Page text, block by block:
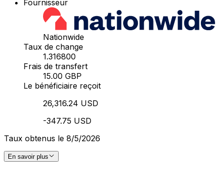
Fournisseur
Nationwide
Taux de change
1.316800
Frais de transfert
15.00 GBP
Le bénéficiaire reçoit
26,316.24 USD
-347.75 USD
Taux obtenus le 8/5/2026
En savoir plus